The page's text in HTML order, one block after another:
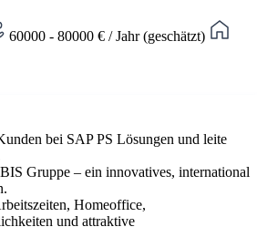
60000 - 80000 € / Jahr (geschätzt)
bei SAP PS Lösungen und leite
Gruppe – ein innovatives, international
Homeoffice,
und attraktive